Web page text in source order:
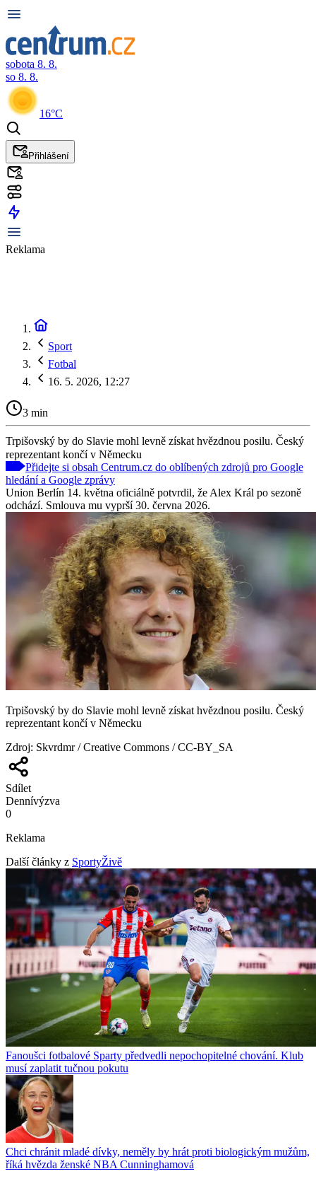
sobota 8. 8.
so 8. 8.
16°C
Přihlášení
Reklama
Sport
Fotbal
16. 5. 2026, 12:27
3 min
Trpišovský by do Slavie mohl levně získat hvězdnou posilu. Český
reprezentant končí v Německu
Přidejte si obsah Centrum.cz do oblíbených zdrojů pro Google
hledání a Google zprávy
Union Berlín 14. května oficiálně potvrdil, že Alex Král po sezoně
odchází. Smlouva mu vyprší 30. června 2026.
Trpišovský by do Slavie mohl levně získat hvězdnou posilu. Český
reprezentant končí v Německu
Zdroj: Skvrdmr / Creative Commons / CC-BY_SA
Sdílet
Dennívýzva
0
Reklama
Další články z SportyŽivě
Fanoušci fotbalové Sparty předvedli nepochopitelné chování. Klub
musí zaplatit tučnou pokutu
Chci chránit mladé dívky, neměly by hrát proti biologickým mužům,
říká hvězda ženské NBA Cunninghamová